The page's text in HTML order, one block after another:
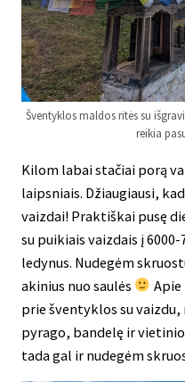
Šventyklos maldos ritės su
reikia
Kilom labai stačiai porą
laipsniais. Džiaugiausi,
vaizdai! Praktiškai pusę
su puikiais vaizdais į
ledynus. Nudegėm
akinius nuo saulės
Apie
prie šventyklos su
pyrago, bandelę ir vietinio
tada gal ir nudegėm